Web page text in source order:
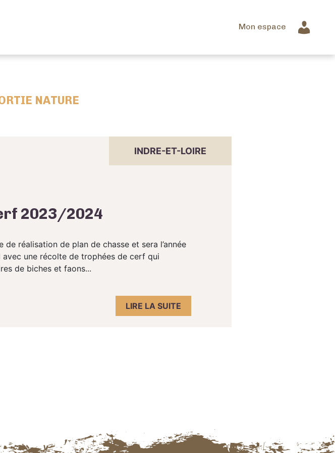
Mon espace
NATURE
INDRE-ET-LOIRE
2023/2024
réalisation de plan de chasse et sera l’année
une récolte de trophées de cerf qui
de biches et faons...
LIRE LA SUITE